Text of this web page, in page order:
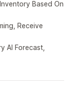
Based On
Receive
AI Forecast,